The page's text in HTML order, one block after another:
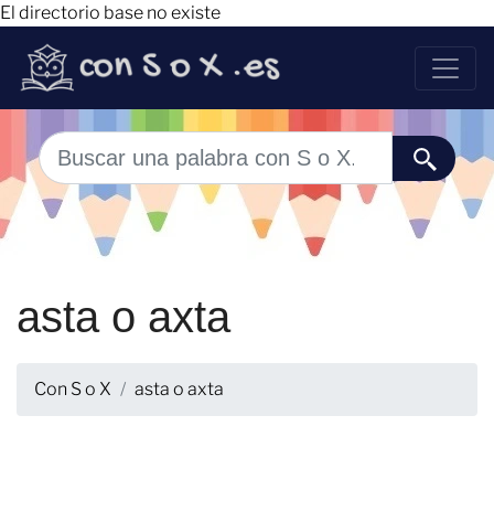
El directorio base no existe
asta o axta
Con S o X asta o axta